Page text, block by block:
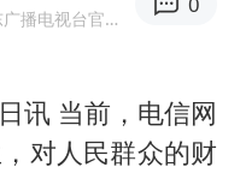
中国女篮70-67险胜尼日利亚女篮
上海：台风白海豚或将带来龙卷风
驱动有色板块大涨
·山东广播电视台官方APP闪电新闻
讯 当前，电信网
对人民群众的财